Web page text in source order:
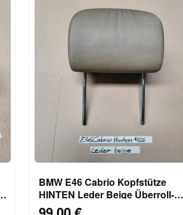
BMW E46 Cabrio Kopfstütze
HINTEN Leder Beige Überroll-
Schutzsystem